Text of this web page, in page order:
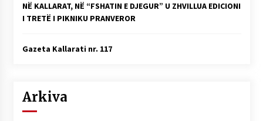
NË KALLARAT, NË “FSHATIN E DJEGUR” U ZHVILLUA EDICIONI
I TRETË I PIKNIKU PRANVEROR
Gazeta Kallarati nr. 117
Arkiva